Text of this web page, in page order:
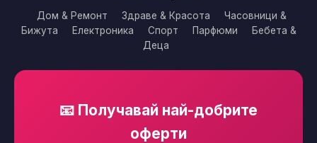
Дом & Ремонт Здраве & Красота
Часовници &
Бижута
Електроника Спорт Парфюми
Бебета &
Деца
📧 Получавай най-добрите
оферти